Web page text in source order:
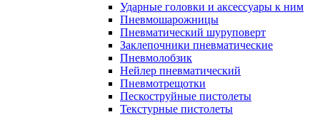
Ударные головки и аксессуары к ним
Пневмошарожницы
Пневматический шуруповерт
Заклепочники пневматические
Пневмолобзик
Нейлер пневматический
Пневмотрещотки
Пескоструйные пистолеты
Текстурные пистолеты